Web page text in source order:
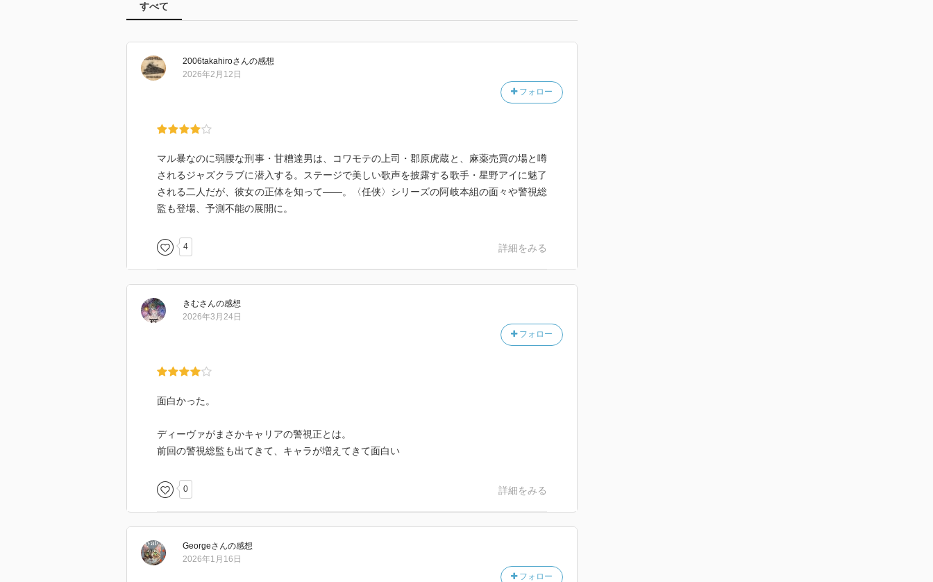
すべて
2006takahiroさんの感想
フォロー
2026年2月12日
マル暴なのに弱腰な刑事・甘糟達男は、コワモテの上司・郡原虎蔵と、麻薬売買の場と噂
されるジャズクラブに潜入する。ステージで美しい歌声を披露する歌手・星野アイに魅了
される二人だが、彼女の正体を知って――。〈任侠〉シリーズの阿岐本組の面々や警視総
監も登場、予測不能の展開に。
4 詳細をみる
きむさんの感想
フォロー
2026年3月24日
面白かった。
ディーヴァがまさかキャリアの警視正とは。
前回の警視総監も出てきて、キャラが増えてきて面白い
0 詳細をみる
Georgeさんの感想
フォロー
2026年1月16日